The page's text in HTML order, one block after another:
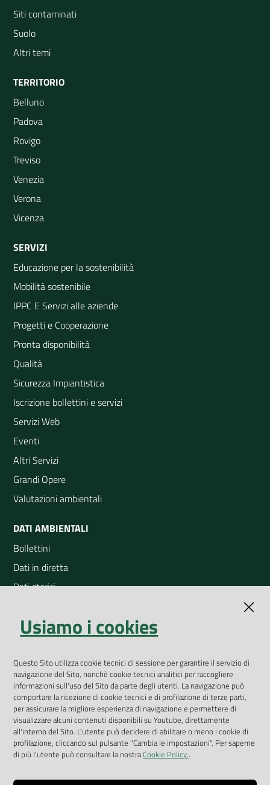
Siti contaminati
Suolo
Altri temi
TERRITORIO
Belluno
Padova
Rovigo
Treviso
Venezia
Verona
Vicenza
SERVIZI
Educazione per la sostenibilità
Mobilità sostenibile
IPPC E Servizi alle aziende
Progetti e Cooperazione
Pronta disponibilità
Qualità
Sicurezza Impiantistica
Iscrizione bollettini e servizi
Servizi Web
Eventi
Altri Servizi
Grandi Opere
Valutazioni ambientali
DATI AMBIENTALI
Bollettini
Dati in diretta
Dati storici
Open Data
App Arpav
Rapporti regionali annuali
Le Infografiche
Dispenser dati
Vai alla pagina
Usiamo i cookies
Questo Sito utilizza cookie tecnici di sessione per garantire il servizio di
navigazione del Sito, nonchè cookie tecnici analitici per raccogliere
informazioni sull'uso del Sito da parte degli utenti. La navigazione può
comportare la ricezione di cookie tecnici e di profilazione di terze parti,
per assicurare la migliore esperienza di navigazione e permettere di
visualizzare alcuni contenuti disponibili su Youtube, direttamente
all'interno del Sito. L'utente può decidere di abilitare o meno i cookie di
profilazione, cliccando sul pulsante "Cambia le impostazioni". Per saperne
di più l'utente può consultare la nostraCookie Policy..